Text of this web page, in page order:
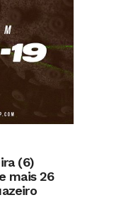
(6)
mais 26